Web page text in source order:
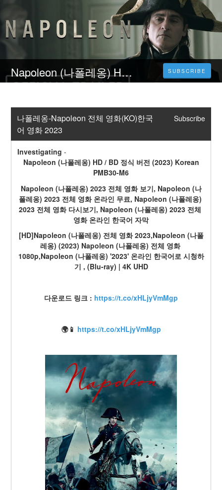
Napoleon (나폴레옹) HD / BD 정식 버전 (2023) Korean PMB30-M6 SUBSCRIBE
나폴레옹-Napoleon 전체 영화(KO)한국
어 영화 2023
Subscribe
Investigating -
Napoleon (나폴레옹) HD / BD 정식 버전 (2023) Korean
PMB30-M6
Napoleon (나폴레옹) 2023 전체 영화 보기, Napoleon (나
폴레옹) 2023 전체 영화 온라인 무료, Napoleon (나폴레옹)
2023 전체 영화 다시보기, Napoleon (나폴레옹) 2023 전체
영화 온라인 한국어 자막
[HD]Napoleon (나폴레옹) 전체 영화 2023,Napoleon (나폴
레옹) (2023) Napoleon (나폴레옹) 전체 영화
1080p,Napoleon (나폴레옹) '2023' 온라인 한국어로 시청하
기 , (Blu-ray) | 4K UHD
다운로드 링크 : https://t.co/xHLjyVmMgp
🌍📱 https://t.co/xHLjyVmMgp